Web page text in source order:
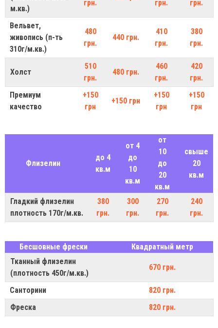
м.кв.)
грн.
грн.
грн.
Вельвет,
живопись (п-ть
310г/м.кв.)
480
грн.
440 грн.
410
грн.
380
грн.
Холст
510
грн.
480 грн.
460
грн.
420
грн.
Премиум
качество
+150
грн
+150 грн
+150
грн
+150
грн
Флизелин
до 4
кв.м
от 4
до
10
кв.м
от
10
до
20
кв.м
свыше
20
кв.м
Гладкий флизелин
плотность 170г/м.кв.
380
грн.
300
грн.
270
грн.
240
грн.
Бесшовные фрески
Квадратный метр
Тканный флизелин
(плотность 450г/м.кв.)
670 грн.
Санторини
820 грн.
Фреска
820 грн.